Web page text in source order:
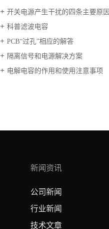
开关电源产生干扰的四条主要原因
科普滤波电容
PCB“过孔”相应的解答
隔离信号和电源解决方案
电解电容的作用和使用注意事项
新闻资讯
公司新闻
行业新闻
技术文章